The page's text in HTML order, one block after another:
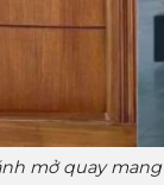
mở quay